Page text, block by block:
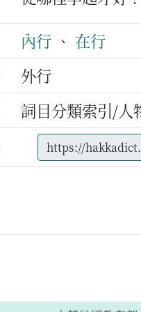
內行 、 在行
外行
詞目分類索引/人